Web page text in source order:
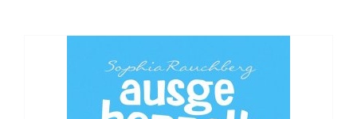
Sophia Rauchberg